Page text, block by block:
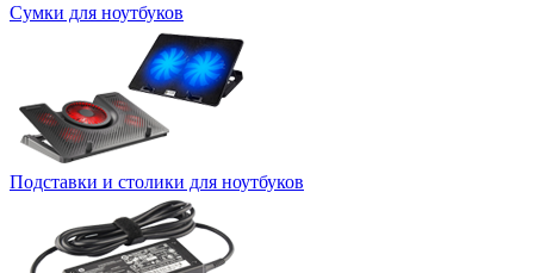
Сумки для ноутбуков
Подставки и столики для ноутбуков